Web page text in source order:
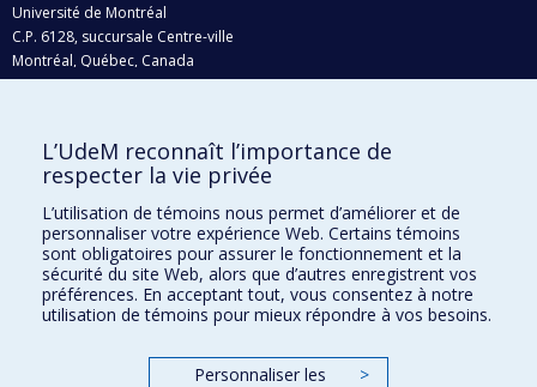
Université de Montréal
C.P. 6128, succursale Centre-ville
Montréal, Québec, Canada
H3C 3J7
Qui fait quoi?
Nous trouver
Plan du site
Accessibilité
L’UdeM reconnaît l’importance de
respecter la vie privée
L’utilisation de témoins nous permet d’améliorer et de
personnaliser votre expérience Web. Certains témoins
sont obligatoires pour assurer le fonctionnement et la
sécurité du site Web, alors que d’autres enregistrent vos
préférences. En acceptant tout, vous consentez à notre
utilisation de témoins pour mieux répondre à vos besoins.
Personnaliser les
>